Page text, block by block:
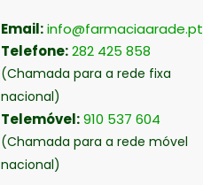
Email:info@farmaciaarade.pt
Telefone:282 425 858
(Chamada para a rede fixa
nacional)
Telemóvel:910 537 604
(Chamada para a rede móvel
nacional)